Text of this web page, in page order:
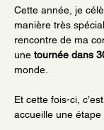
Cette année, je
manière très
rencontre de ma
une tournée dans
monde.
Et cette fois-ci, c’est
accueille une étape